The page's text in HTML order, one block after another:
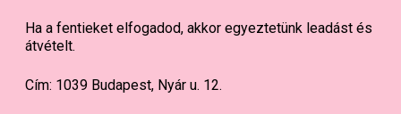
Ha a fentieket elfogadod, akkor egyeztetünk leadást és
átvételt.
Cím: 1039 Budapest, Nyár u. 12.